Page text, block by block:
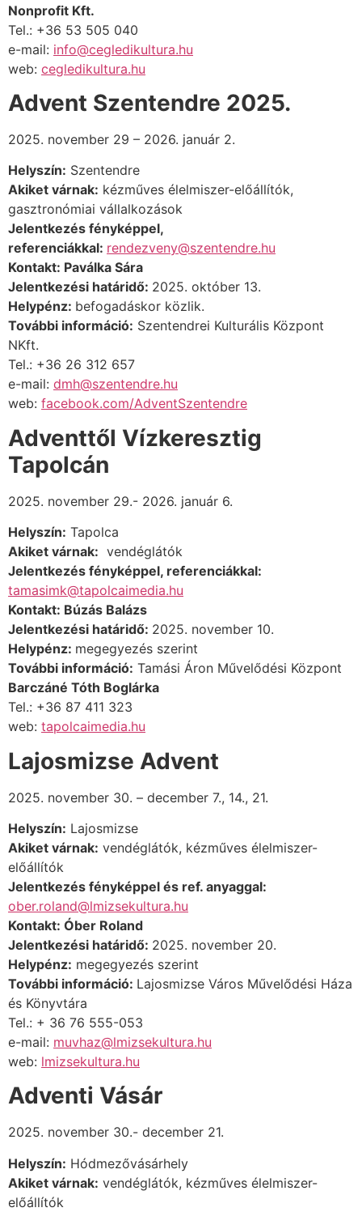
Nonprofit Kft.
Tel.: +36 53 505 040
e-mail: info@cegledikultura.hu
web: cegledikultura.hu
Advent Szentendre 2025.
2025. november 29 – 2026. január 2.
Helyszín: Szentendre
Akiket várnak: kézműves élelmiszer-előállítók,
gasztronómiai vállalkozások
Jelentkezés fényképpel,
referenciákkal: rendezveny@szentendre.hu
Kontakt: Paválka Sára
Jelentkezési határidő: 2025. október 13.
Helypénz: befogadáskor közlik.
További információ: Szentendrei Kulturális Központ
NKft.
Tel.: +36 26 312 657
e-mail: dmh@szentendre.hu
web: facebook.com/AdventSzentendre
Adventtől Vízkeresztig
Tapolcán
2025. november 29.- 2026. január 6.
Helyszín: Tapolca
Akiket várnak: vendéglátók
Jelentkezés fényképpel, referenciákkal:
tamasimk@tapolcaimedia.hu
Kontakt: Búzás Balázs
Jelentkezési határidő: 2025. november 10.
Helypénz: megegyezés szerint
További információ: Tamási Áron Művelődési Központ
Barczáné Tóth Boglárka
Tel.: +36 87 411 323
web: tapolcaimedia.hu
Lajosmizse Advent
2025. november 30. – december 7., 14., 21.
Helyszín: Lajosmizse
Akiket várnak: vendéglátók, kézműves élelmiszer-
előállítók
Jelentkezés fényképpel és ref. anyaggal:
ober.roland@lmizsekultura.hu
Kontakt: Óber Roland
Jelentkezési határidő: 2025. november 20.
Helypénz: megegyezés szerint
További információ: Lajosmizse Város Művelődési Háza
és Könyvtára
Tel.: + 36 76 555-053
e-mail: muvhaz@lmizsekultura.hu
web: lmizsekultura.hu
Adventi Vásár
2025. november 30.- december 21.
Helyszín: Hódmezővásárhely
Akiket várnak: vendéglátók, kézműves élelmiszer-
előállítók